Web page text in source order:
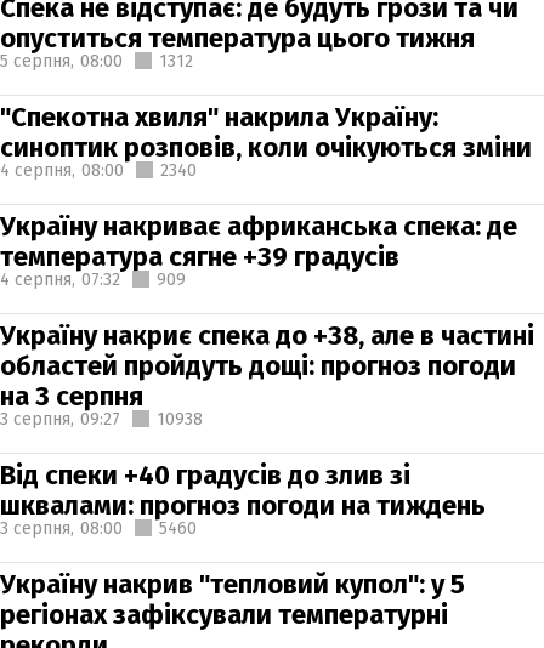
Спека не відступає: де будуть грози та чи
опуститься температура цього тижня
5 серпня, 08:00 1312
"Спекотна хвиля" накрила Україну:
синоптик розповів, коли очікуються зміни
4 серпня, 08:00 2340
Україну накриває африканська спека: де
температура сягне +39 градусів
4 серпня, 07:32 909
Україну накриє спека до +38, але в частині
областей пройдуть дощі: прогноз погоди
на 3 серпня
3 серпня, 09:27 10938
Від спеки +40 градусів до злив зі
шквалами: прогноз погоди на тиждень
3 серпня, 08:00 5460
Україну накрив "тепловий купол": у 5
регіонах зафіксували температурні